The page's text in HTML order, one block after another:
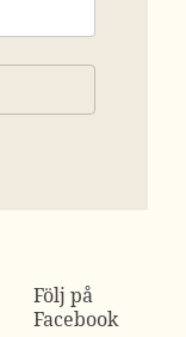
Följ på
Facebook